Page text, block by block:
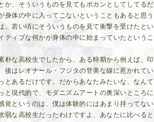
か、そういうものを見てもポカンとしてしてる
身体の中に入ってこないということもあると思
、若い頃にそういうものを見て衝撃を受けたと
ティブな何かが身体の中に始まっていたという
な高校生でしたから、ある時期から例えば、
後はレオナール・フジタの甘美な線に惹かれて
とあるだけです。だからあなたみたいな、なん
と現代的で、モダニズムアートの奥深いところ
覚というのは、僕は体験的にはあまり持ってな
弱な高校生だったわけですよ、あなたに比べる